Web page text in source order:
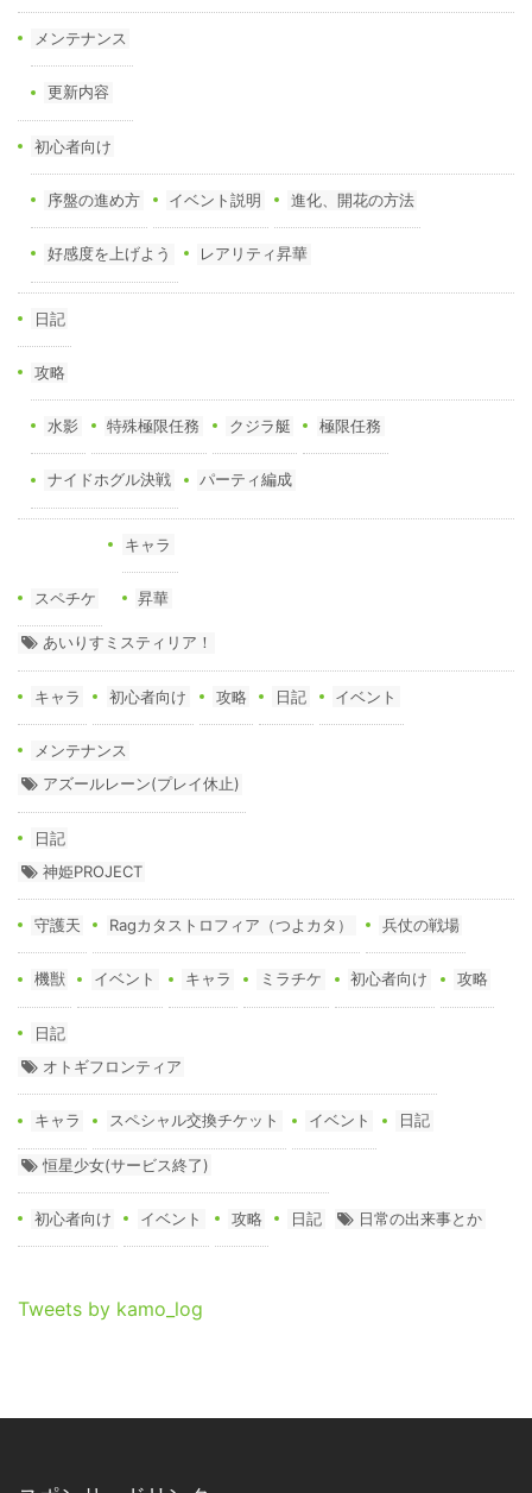
メンテナンス
更新内容
初心者向け
序盤の進め方 イベント説明 進化、開花の方法
好感度を上げよう レアリティ昇華
日記
攻略
水影 特殊極限任務 クジラ艇 極限任務
ナイドホグル決戦 パーティ編成
スペチケ
キャラ
昇華
あいりすミスティリア！
キャラ 初心者向け 攻略 日記 イベント
メンテナンス
アズールレーン(プレイ休止)
日記
神姫PROJECT
守護天 Ragカタストロフィア（つよカタ） 兵仗の戦場
機獣 イベント キャラ ミラチケ 初心者向け 攻略
日記
オトギフロンティア
キャラ スペシャル交換チケット イベント 日記
恒星少女(サービス終了)
初心者向け イベント 攻略 日記 日常の出来事とか
Tweets by kamo_log